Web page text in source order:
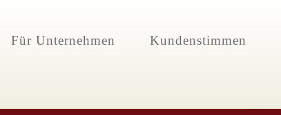
Für Unternehmen
Kundenstimmen